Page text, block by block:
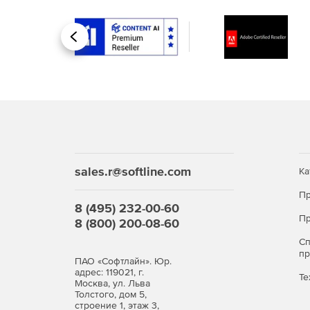
настраиваются под требования заказчика или
Интеграция с другими САПР и BIM‑платформами
Реализована возможность разделения модели
Преимущества ЛИРА-
Комплексный подход. Объединение
формирования документации в единой
ошибки, связанные с передачей данных
Назад
sales.r@softline.com
8 (495) 232-00-60
8 (800) 200-08-60
ПАО «Софтлайн». Юр.
адрес: 119021, г.
Москва, ул. Льва
Толстого, дом 5,
строение 1, этаж 3,